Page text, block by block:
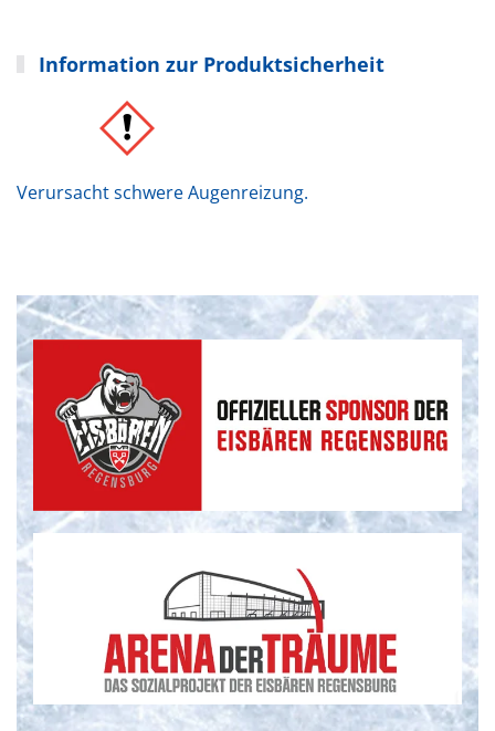
Information zur Produktsicherheit
Verursacht schwere Augenreizung.